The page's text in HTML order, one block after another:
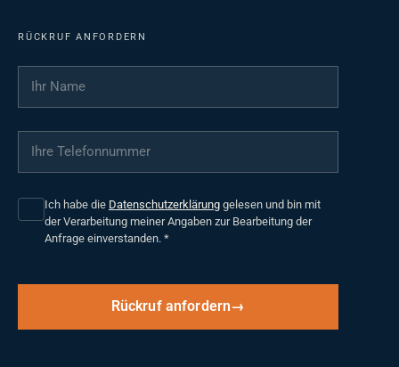
RÜCKRUF ANFORDERN
Ihr Name
Ihre Telefonnummer
Ich habe die Datenschutzerklärung gelesen und bin mit
der Verarbeitung meiner Angaben zur Bearbeitung der
Anfrage einverstanden. *
Rückruf anfordern